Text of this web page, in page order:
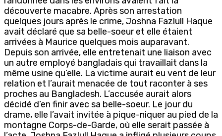
découverte macabre. Après son arrestation
quelques jours après le crime, Joshna Fazlull Haque
avait déclaré que sa belle-soeur et elle étaient
arrivées à Maurice quelques mois auparavant.
Depuis son arrivée, elle entretenait une liaison avec
un autre employé bangladais qui travaillait dans la
même usine qu’elle. La victime aurait eu vent de leur
relation et l’aurait menacée de tout raconter à ses
proches au Bangladesh. L’accusée aurait alors
décidé d’en finir avec sa belle-soeur. Le jour du
drame, elle l’avait invitée à pique-niquer au pied de la
montagne Corps-de-Garde, où elle serait passée à